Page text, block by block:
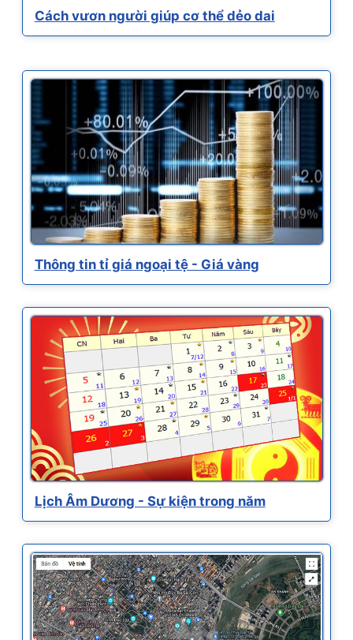
Cách vươn người giúp cơ thể dẻo dai
Thông tin tỉ giá ngoại tệ - Giá vàng
Lịch Âm Dương - Sự kiện trong năm